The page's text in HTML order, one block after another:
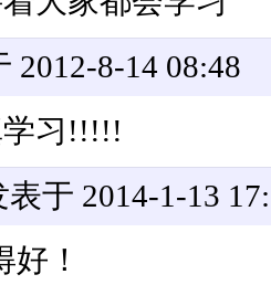
2012-8-14 08:48
习!!!!!
于 2014-1-13
！